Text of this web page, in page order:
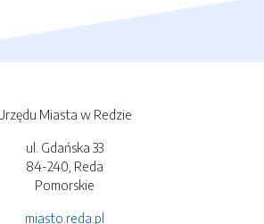
Miasta w Redzie
ul. Gdańska 33
84-240, Reda
Pomorskie
miasto.reda.pl